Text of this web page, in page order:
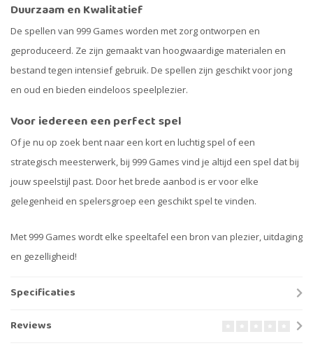
Duurzaam en Kwalitatief
De spellen van 999 Games worden met zorg ontworpen en
geproduceerd. Ze zijn gemaakt van hoogwaardige materialen en
bestand tegen intensief gebruik. De spellen zijn geschikt voor jong
en oud en bieden eindeloos speelplezier.
Voor iedereen een perfect spel
Of je nu op zoek bent naar een kort en luchtig spel of een
strategisch meesterwerk, bij 999 Games vind je altijd een spel dat bij
jouw speelstijl past. Door het brede aanbod is er voor elke
gelegenheid en spelersgroep een geschikt spel te vinden.
Met 999 Games wordt elke speeltafel een bron van plezier, uitdaging
en gezelligheid!
Specificaties
Reviews